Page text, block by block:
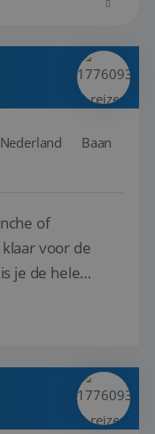
Baan
of
voor de
je de hele
er in de
te